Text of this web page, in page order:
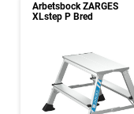
Arbetsbock ZARGES
XLstep P Bred